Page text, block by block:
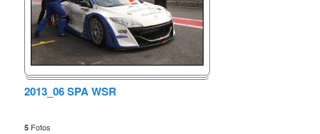
2013_06 SPA WSR
5 Fotos